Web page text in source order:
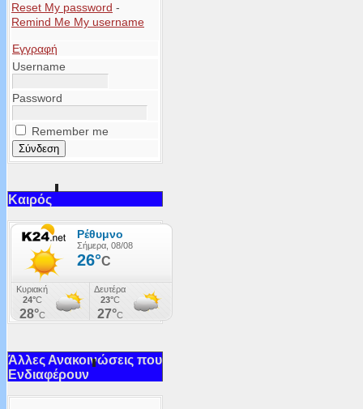
Reset My password -
Remind Me My username
Εγγραφή
Username
Password
Remember me
Καιρός
Άλλες Ανακοινώσεις που
Ενδιαφέρουν